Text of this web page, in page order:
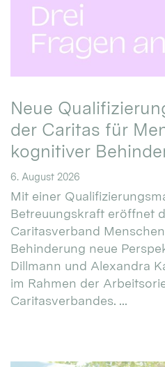
Neue
der Caritas für
kognitiver
6. August 2026
Mit einer
Betreuungskraft eröffnet
Caritasverband
Behinderung neue
Dillmann und Alexandra
im Rahmen der
Caritasverbandes. ...